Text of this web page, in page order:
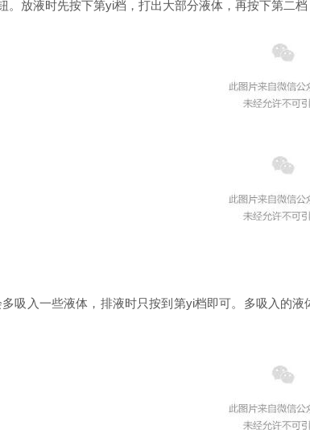
放液时先按下第yi档，打出大部分液体，再按下第二
吸入一些液体，排液时只按到第yi档即可。多吸入的